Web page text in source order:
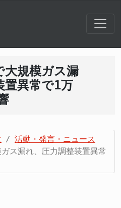
大規模ガス漏
置異常で1万
活動・発言・ニュース
ス漏れ、圧力調整装置異常